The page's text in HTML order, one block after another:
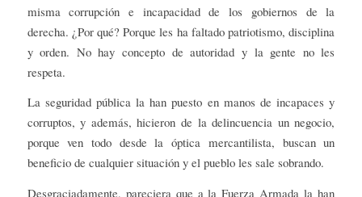
misma corrupción e incapacidad de los gobiernos de la
derecha. ¿Por qué? Porque les ha faltado patriotismo, disciplina
y orden. No hay concepto de autoridad y la gente no les
respeta.
La seguridad pública la han puesto en manos de incapaces y
corruptos, y además, hicieron de la delincuencia un negocio,
porque ven todo desde la óptica mercantilista, buscan un
beneficio de cualquier situación y el pueblo les sale sobrando.
Desgraciadamente, pareciera que a la Fuerza Armada la han